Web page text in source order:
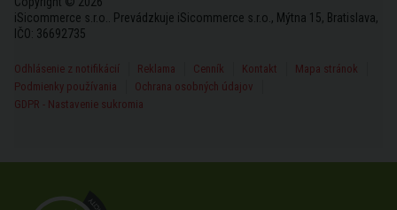
iSicommerce s.r.o.. Prevádzkuje iSicommerce s.r.o., Mýtna 15, Bratislava,
IČO: 36692735
Odhlásenie z notifikácií Reklama Cenník Kontakt
Mapa stránok
Podmienky používania
Ochrana osobných údajov
GDPR - Nastavenie sukromia